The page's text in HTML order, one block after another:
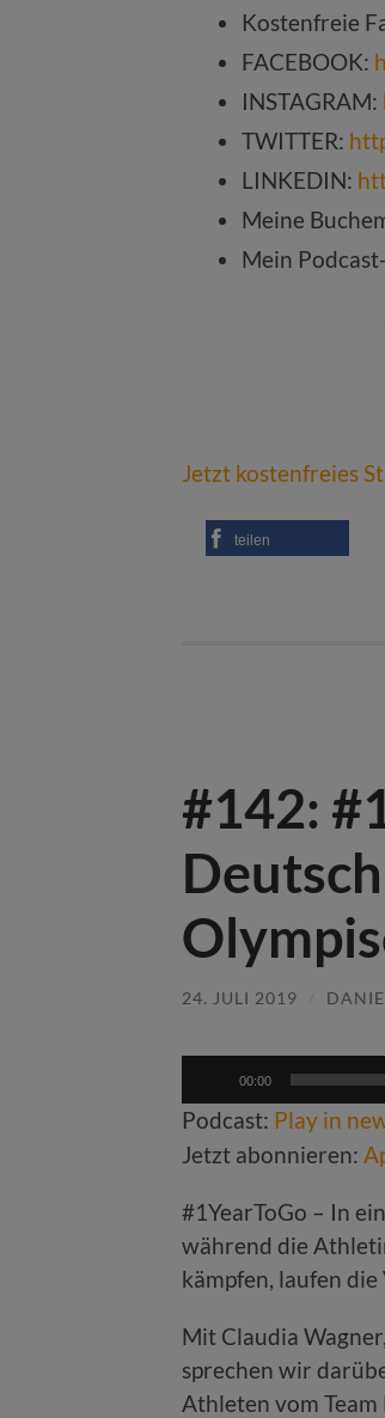
Kostenfreie
FACEBOOK:
INSTAGRAM:
TWITTER:
LINKEDIN:
Meine
Mein
Jetzt kostenfreies
teilen
#142:
24. JULI 2019
00:00
Podcast: Play in
Jetzt abonnieren:
#1YearToGo – In
während die
kämpfen, laufen
Mit Claudia
sprechen wir
Athleten vom